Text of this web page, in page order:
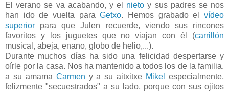
El verano se va acabando, y el nieto y sus padres se nos
han ido de vuelta paraGetxo. Hemos grabado elvídeo
superior para que Julen recuerde, viendo sus rincones
favoritos y los juguetes que no viajan con él (carrillón
musical, abeja, enano, globo de helio,...).
Durante muchos días ha sido una felicidad despertarse y
oírle por la casa. Nos ha mantenido a todos los de la familia,
a su amama Carmen y a su aitxitxe Mikel
especialmente,
felizmente "secuestrados" a su lado, porque con sus ojitos